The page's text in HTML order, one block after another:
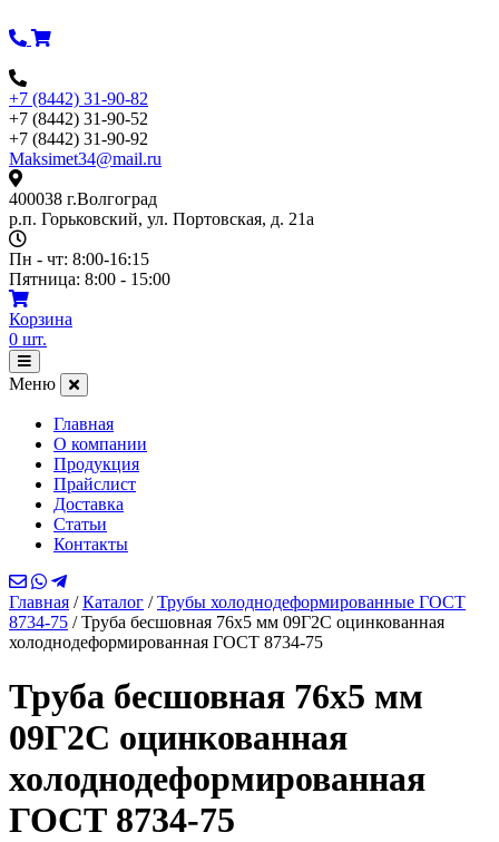
к
+7 (8442) 31-90-82
+7 (8442) 31-90-52
+7 (8442) 31-90-92
Maksimet34@mail.ru
400038 г.Волгоград
р.п. Горьковский, ул. Портовская, д. 21а
Пн - чт: 8:00-16:15
Пятница: 8:00 - 15:00
Корзина
0 шт.
Открыть
меню
Меню
Главная
О компании
Продукция
Прайслист
Доставка
Статьи
Контакты
Главная /Каталог /Трубы холоднодеформированные ГОСТ
8734-75 /Труба бесшовная 76х5 мм 09Г2С оцинкованная
холоднодеформированная ГОСТ 8734-75
Труба бесшовная 76х5 мм
09Г2С оцинкованная
холоднодеформированная
ГОСТ 8734-75